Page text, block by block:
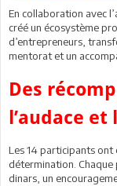
En collaboration avec
créé un écosystème
d’entrepreneurs,
mentorat et un
Des
l’audace
Les 14 participants
détermination.
dinars, un